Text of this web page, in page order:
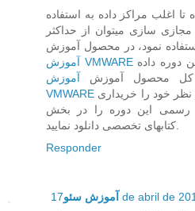
اغلب مراکز داده به استفاده
سازی میتوان از حداکثر
نمود، در محصول آموزش
آموزش VMWAREبصورت کاملا تخصصی آموزش این دوره داده
کل محصول آموزش آموزش
VMWARE
رسمی این دوره را در بخش
کتابهای تخصصی دانلود نمایید.
Responder
آموزش سئو 17 de abril de